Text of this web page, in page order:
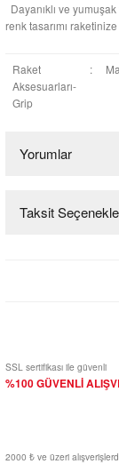
Dayanıklı ve
renk tasarımı
Raket
Aksesuarları-
Grip
:
Yorumlar
Taksit
SSL sertifikası ile güvenli
%100 GÜVENLİ
2000 ₺ ve üzeri